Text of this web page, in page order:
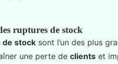
ruptures de stock
stock sont l’un des plus
une perte de clients et